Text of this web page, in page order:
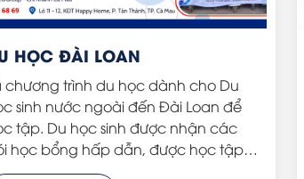
HỌC ĐÀI LOAN
chương trình du học dành cho Du
sinh nước ngoài đến Đài Loan để
tập. Du học sinh được nhận các
học bổng hấp dẫn, được học tập
môi trường giáo dục tiên tiến, hiện